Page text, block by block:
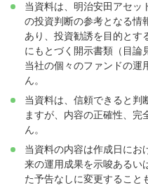
当資料は、明治安田アセッ
の投資判断の参考となる情
あり、投資勧誘を目的とす
にもとづく開示書類（目論
当社の個々のファンドの運
ん。
当資料は、信頼できると判
ますが、内容の正確性、完
ん。
当資料の内容は作成日にお
来の運用成果を示唆あるい
た予告なしに変更すること